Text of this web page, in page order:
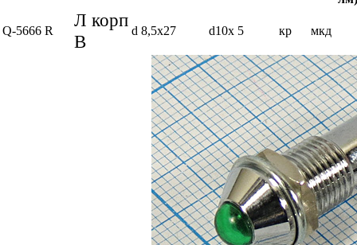
Q-5666 R
Л корп
В
d 8,5x27 d10x 5 кр мкд